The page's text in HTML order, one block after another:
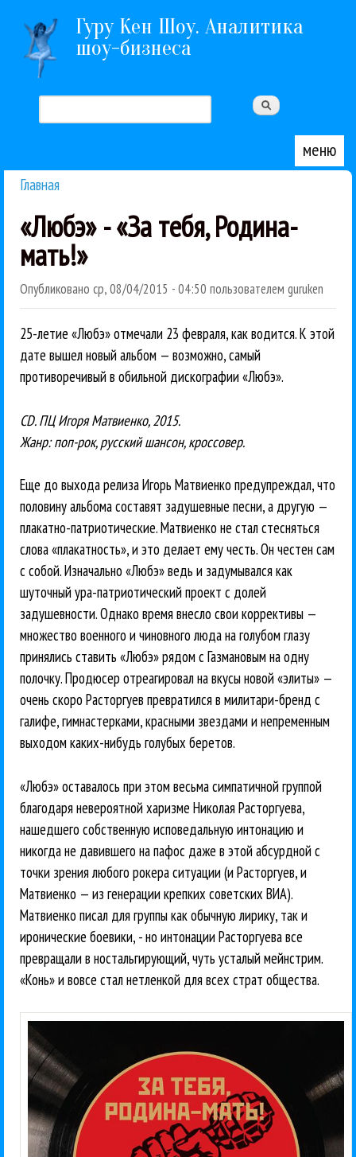
Перейти к основному содержанию
Гуру Кен Шоу. Аналитика
шоу-бизнеса
Форма поиска
меню
Вы здесь
Главная
«Любэ» - «За тебя, Родина-
мать!»
Опубликовано ср, 08/04/2015 - 04:50 пользователем guruken
25-летие «Любэ» отмечали 23 февраля, как водится. К этой
дате вышел новый альбом — возможно, самый
противоречивый в обильной дискографии «Любэ».
CD. ПЦ Игоря Матвиенко, 2015.
Жанр: поп-рок, русский шансон, кроссовер.
Еще до выхода релиза Игорь Матвиенко предупреждал, что
половину альбома составят задушевные песни, а другую —
плакатно-патриотические. Матвиенко не стал стесняться
слова «плакатность», и это делает ему честь. Он честен сам
с собой. Изначально «Любэ» ведь и задумывался как
шуточный ура-патриотический проект с долей
задушевности. Однако время внесло свои коррективы —
множество военного и чиновного люда на голубом глазу
принялись ставить «Любэ» рядом с Газмановым на одну
полочку. Продюсер отреагировал на вкусы новой «элиты» —
очень скоро Расторгуев превратился в милитари-бренд с
галифе, гимнастерками, красными звездами и непременным
выходом каких-нибудь голубых беретов.
«Любэ» оставалось при этом весьма симпатичной группой
благодаря невероятной харизме Николая Расторгуева,
нашедшего собственную исповедальную интонацию и
никогда не давившего на пафос даже в этой абсурдной с
точки зрения любого рокера ситуации (и Расторгуев, и
Матвиенко — из генерации крепких советских ВИА).
Матвиенко писал для группы как обычную лирику, так и
иронические боевики, - но интонации Расторгуева все
превращали в ностальгирующий, чуть усталый мейнстрим.
«Конь» и вовсе стал нетленкой для всех страт общества.